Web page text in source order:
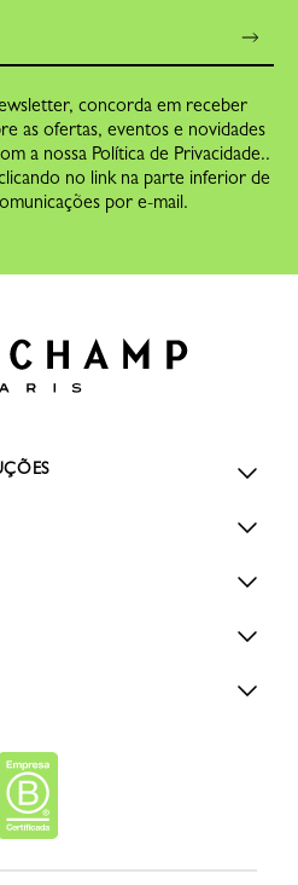
concorda em receber
as ofertas, eventos e novidades
a nossa Política de Privacidade..
no link na parte inferior de
por e-mail.